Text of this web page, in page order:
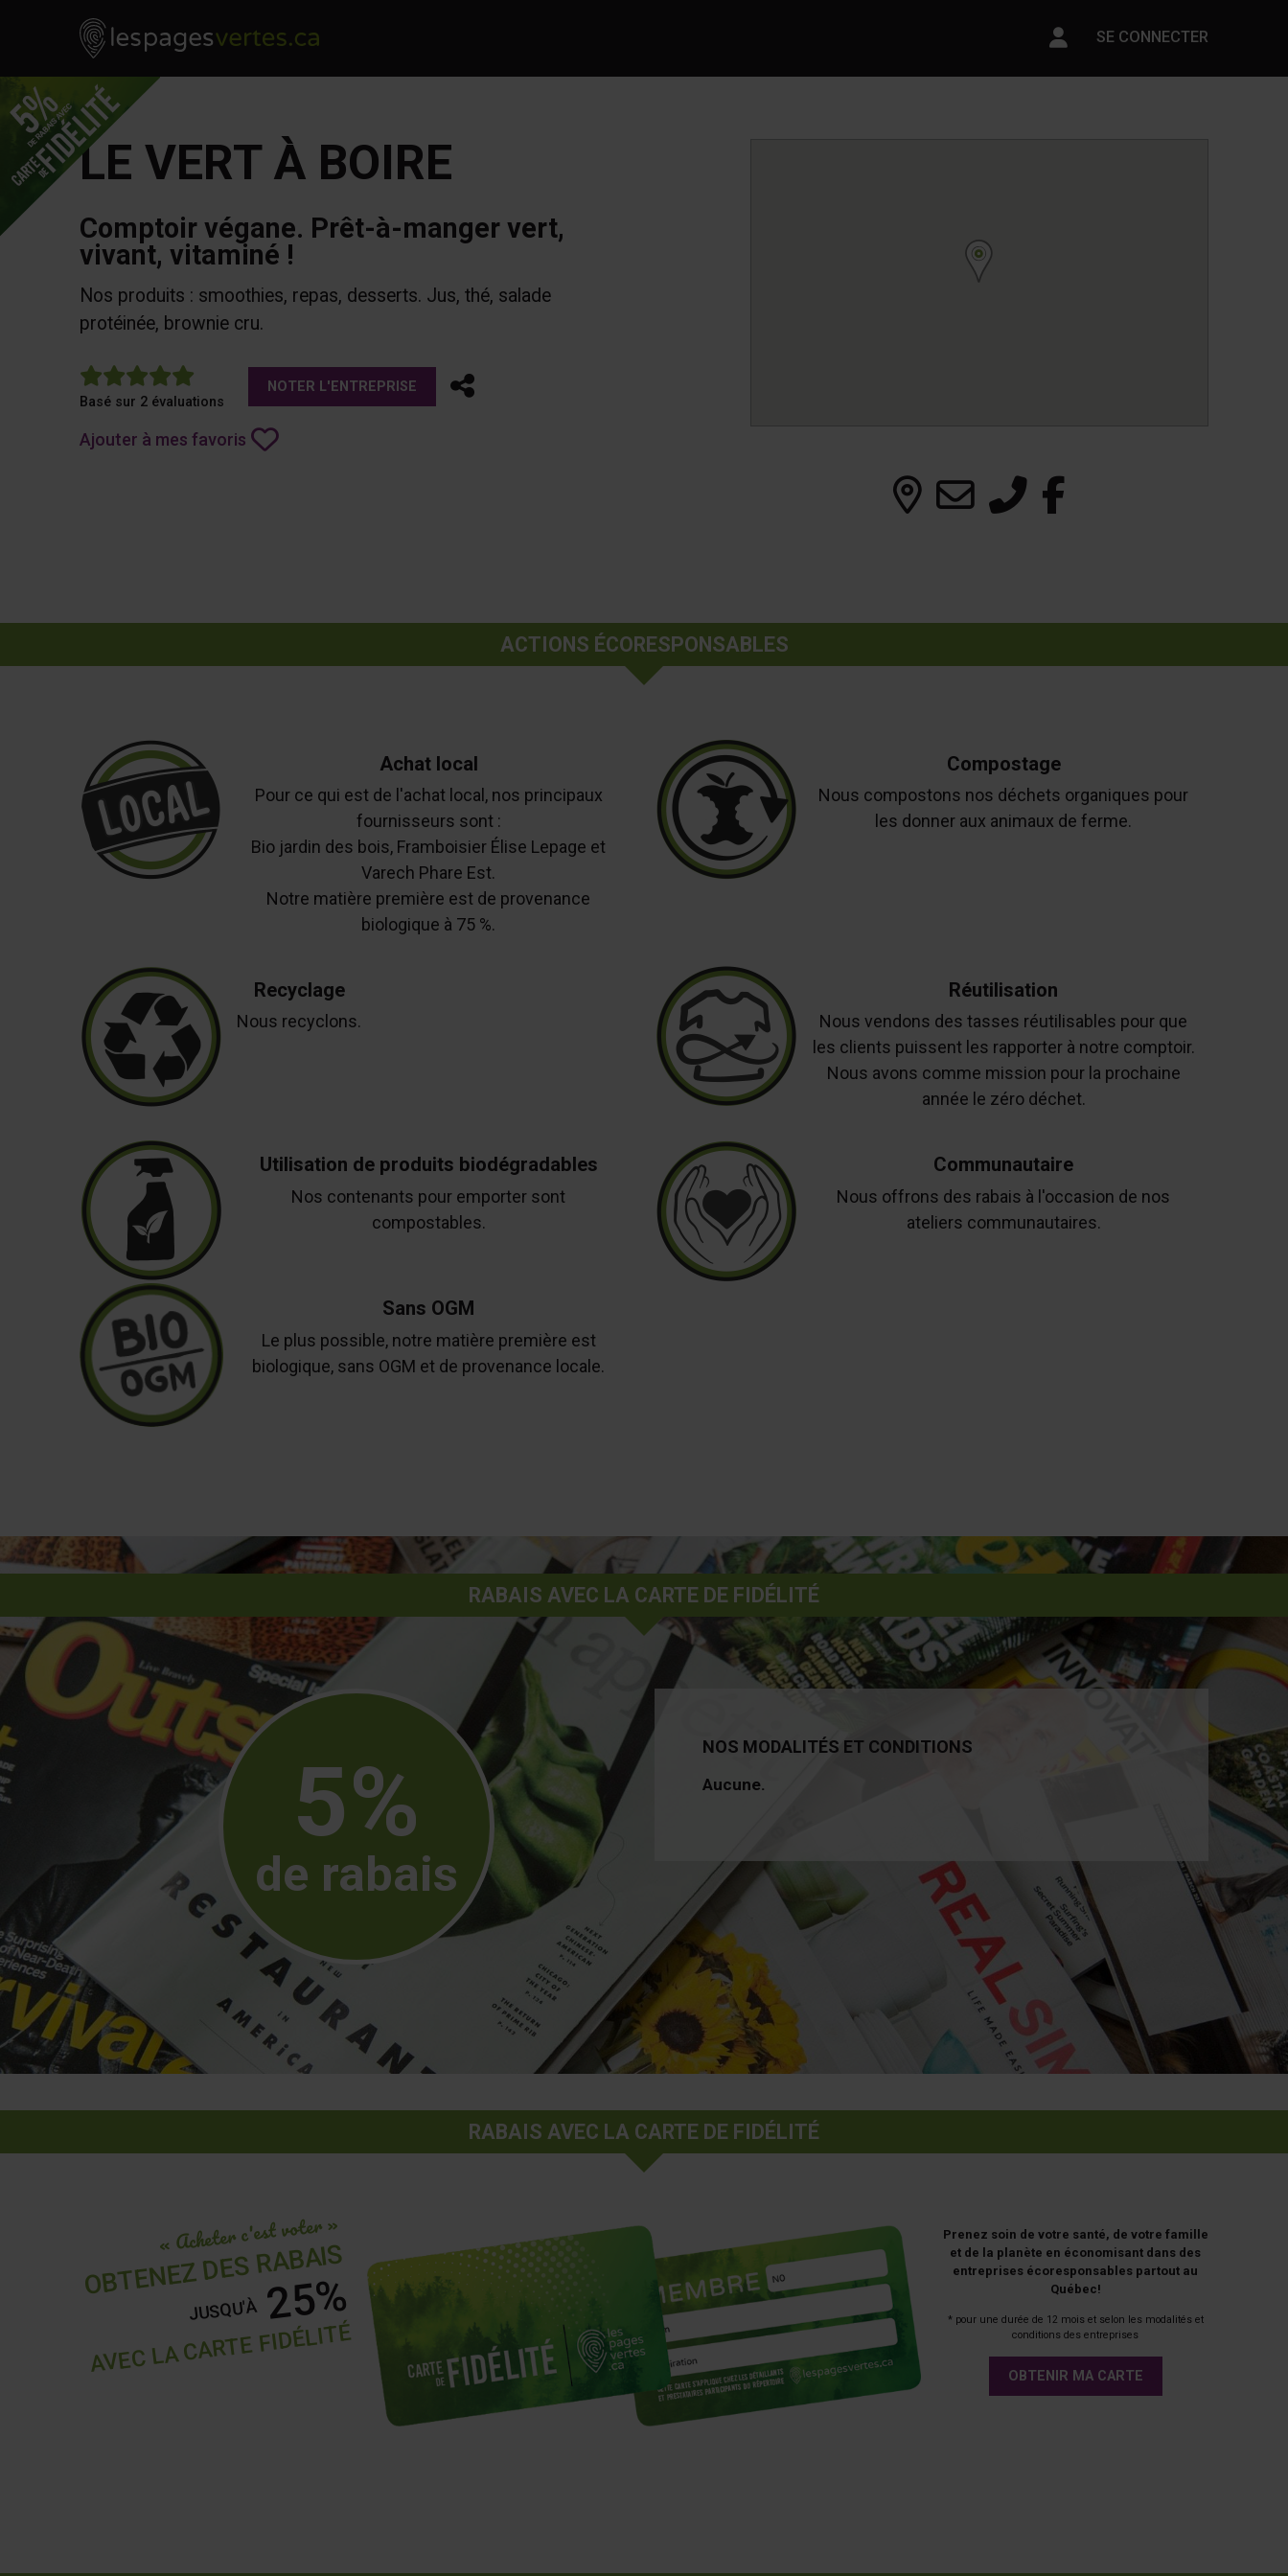
Skip to contentLes Pages Vertes - Go to homepage
Paramètres du compte
SE CONNECTER
LE VERT À BOIRE
Comptoir végane. Prêt-à-manger vert,
vivant, vitaminé !
Nos produits : smoothies, repas, desserts. Jus, thé, salade
protéinée, brownie cru.
5
Basé sur 2 évaluations
NOTER L'ENTREPRISE Partager
Ajouter à mes favoris
ACTIONS ÉCORESPONSABLES
Achat local
Pour ce qui est de l'achat local, nos principaux
fournisseurs sont :
Bio jardin des bois, Framboisier Élise Lepage et
Varech Phare Est.
Notre matière première est de provenance
biologique à 75 %.
Compostage
Nous compostons nos déchets organiques pour
les donner aux animaux de ferme.
Recyclage
Nous recyclons.
Réutilisation
Nous vendons des tasses réutilisables pour que
les clients puissent les rapporter à notre comptoir.
Nous avons comme mission pour la prochaine
année le zéro déchet.
Utilisation de produits biodégradables
Nos contenants pour emporter sont
compostables.
Communautaire
Nous offrons des rabais à l'occasion de nos
ateliers communautaires.
Sans OGM
Le plus possible, notre matière première est
biologique, sans OGM et de provenance locale.
RABAIS AVEC LA CARTE DE FIDÉLITÉ
5%
de rabais
NOS MODALITÉS ET CONDITIONS
Aucune.
RABAIS AVEC LA CARTE DE FIDÉLITÉ
« Acheter c'est voter »
OBTENEZ DES RABAIS
JUSQU'À 25%
AVEC LA CARTE FIDÉLITÉ
Prenez soin de votre santé, de votre famille
et de la planète en économisant dans des
entreprises écoresponsables partout au
Québec!
* pour une durée de 12 mois et selon les modalités et
conditions des entreprises
OBTENIR MA CARTE